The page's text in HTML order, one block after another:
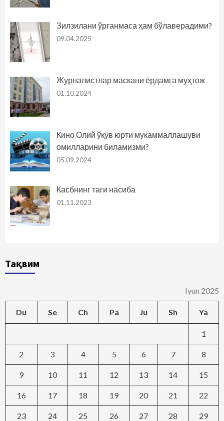
Зилзилани ўрганмаса ҳам бўлаверадими?
09.04.2025
Журналистлар маскани ёрдамга муҳтож
01.10.2024
Кино Олий ўқув юрти мукаммаллашуви
омилларини биламизми?
05.09.2024
Касбнинг таги насиба
01.11.2023
Тақвим
Iyun 2025
Du Se Ch Pa Ju Sh Ya
1
2 3 4 5 6 7 8
9 10 11 12 13 14 15
16 17 18 19 20 21 22
23 24 25 26 27 28 29